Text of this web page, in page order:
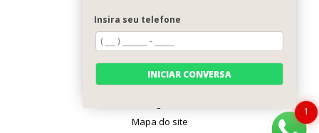
Home
Sobré Nós
Serviços
Contato
Mapa do site
1
Insira seu telefone
INICIAR CONVERSA